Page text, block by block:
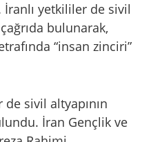
yetkililer de sivil
bulunarak,
“insan zinciri”
sivil altyapının
İran Gençlik ve